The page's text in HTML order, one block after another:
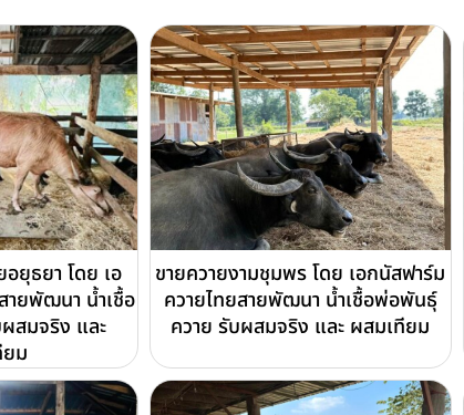
ยุธยา โดย เอ
ายพัฒนา น้ำเชื้อ
สมจริง และ
ม
ขายควายงามชุมพร โดย เอกนัสฟาร์ม
ควายไทยสายพัฒนา น้ำเชื้อพ่อพันธุ์
ควาย รับผสมจริง และ ผสมเทียม